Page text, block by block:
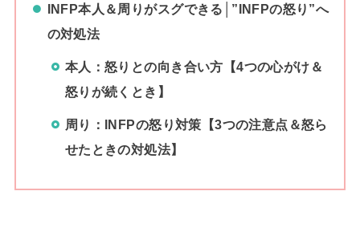
INFP本人 ＆周りがスグできる│”INFPの怒り”へ
の対処法
本人：怒りとの向き合い方【4つの心がけ＆
怒りが続くとき】
周り：INFPの怒り対策【3つの注意点＆怒ら
せたときの対処法】